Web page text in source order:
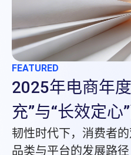
数字货架
零售洞察
零售媒体
搜索
展示与视频
监测指标和投放报告
零售运营
市场进入
指标监测
价格策略
年度复盘
广告代投
付费搜索
程序化展示广告&视频广告
Amazon营销云（AMC）
关于我们
职业机会
招聘
联系我们
亚电商数据与洞
一面”品牌再启新程。
02,2026